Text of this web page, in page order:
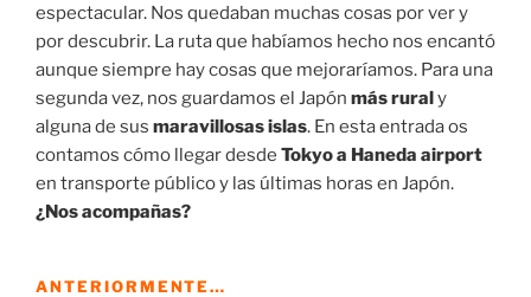
espectacular. Nos quedaban muchas cosas por ver y
por descubrir. La ruta que habíamos hecho nos encantó
aunque siempre hay cosas que mejoraríamos. Para una
segunda vez, nos guardamos el Japón más ruraly
alguna de sus maravillosas islas. En esta entrada os
contamos cómo llegar desde Tokyo a Haneda airport
en transporte público y las últimas horas en Japón.
¿Nos acompañas?
ANTERIORMENTE…